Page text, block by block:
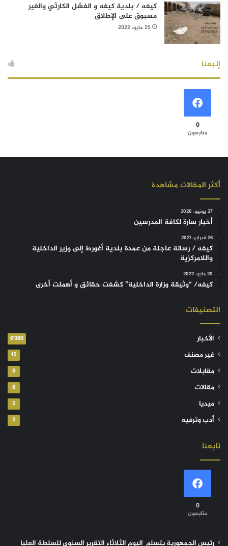
كيفه / بلدية كيفه و الفشل الكارثي والغير
مسبوق على الإطلاق
25 مايو، 2022
إتبعنا
0
متابعون
أكثر المقالات مشاهدة
27 يونيو، 2020
أخبار سارة لكافة المدرسين
26 فبراير، 2021
كيفه / رسالة عاجلة من عمدة بلدية أغورط إلى وزير الداخلية
واللامركزية
20 مايو، 2022
كيفه/ “وثيقة وزارة الداخلية” كشفت حقائق و أهملت أخرى
التصنيفات
الأخبار 6٬980
غير مصنف 15
مقابلات 9
مقالات 8
ميديا 2
أدب وترفيه 2
تابعنا
0
متابعون
رئيس الجمهورية يتسلم اليوم الثلاثاء التقرير السنوي للسلطة العليا